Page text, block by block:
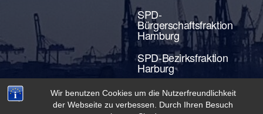
Wir benutzen Cookies um die Nutzerfreundlichkeit
der Webseite zu verbessen. Durch Ihren Besuch
SPD-
Bürgerschaftsfraktion
Hamburg
SPD-Bezirksfraktion
Harburg